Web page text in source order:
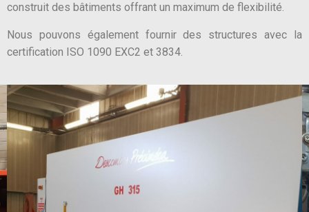
construit des bâtiments offrant un maximum de flexibilité.
Nous pouvons également fournir des structures avec la
certification ISO 1090 EXC2 et 3834.